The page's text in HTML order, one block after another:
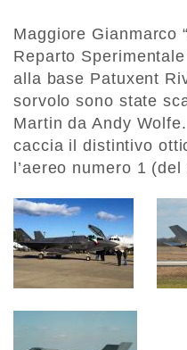
Maggiore Gianmarco
Reparto
alla base Patuxent
sorvolo sono state
Martin da Andy
caccia il distintivo
l’aereo numero 1